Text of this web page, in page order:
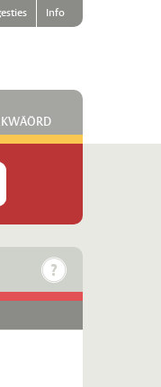
Info